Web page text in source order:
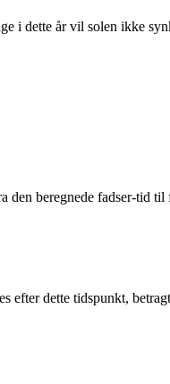
i dette år vil solen ikke
beregnede fadser-tid
dette tidspunkt,